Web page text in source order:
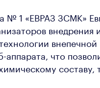
№ 1 «ЕВРАЗ ЗСМК»
внедрения
внепечной
что
составу,